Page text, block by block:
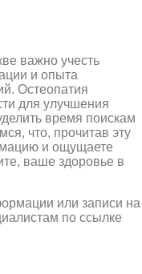
важно учесть
и опыта
Остеопатия
для улучшения
время поискам
что, прочитав эту
и ощущаете
ваше здоровье в
или записи на
по ссылке